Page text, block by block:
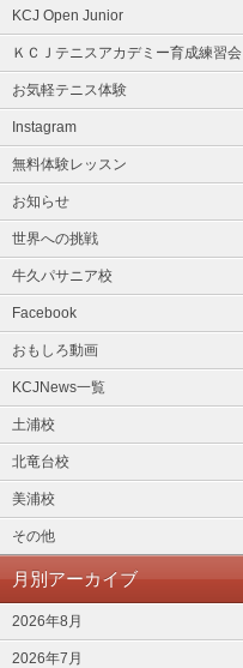
KCJ Open Junior
ＫＣＪテニスアカデミー育成練習会
お気軽テニス体験
Instagram
無料体験レッスン
お知らせ
世界への挑戦
牛久パサニア校
Facebook
おもしろ動画
KCJNews一覧
土浦校
北竜台校
美浦校
その他
月別アーカイブ
2026年8月
2026年7月